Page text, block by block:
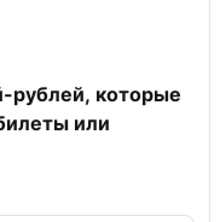
рублей, которые
или